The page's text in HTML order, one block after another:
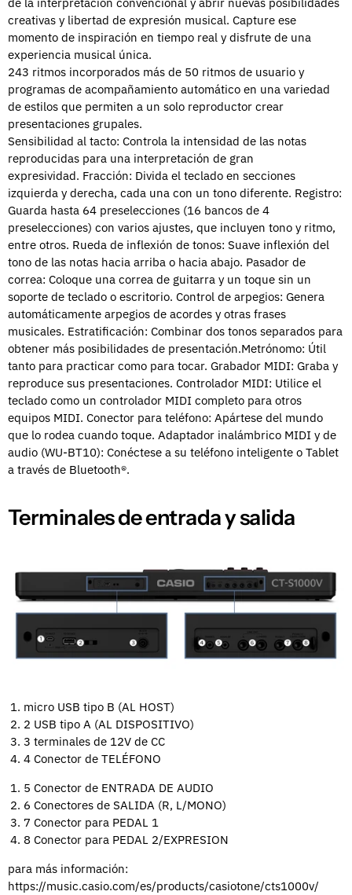
creativas y libertad de expresión musical. Capture ese
momento de inspiración en tiempo real y disfrute de una
experiencia musical única.
243 ritmos incorporados más de 50 ritmos de usuario y
programas de acompañamiento automático en una variedad
de estilos que permiten a un solo reproductor crear
presentaciones grupales.
Sensibilidad al tacto: Controla la intensidad de las notas
reproducidas para una interpretación de gran
expresividad. Fracción: Divida el teclado en secciones
izquierda y derecha, cada una con un tono diferente. Registro:
Guarda hasta 64 preselecciones (16 bancos de 4
preselecciones) con varios ajustes, que incluyen tono y ritmo,
entre otros. Rueda de inflexión de tonos: Suave inflexión del
tono de las notas hacia arriba o hacia abajo. Pasador de
correa: Coloque una correa de guitarra y un toque sin un
soporte de teclado o escritorio. Control de arpegios: Genera
automáticamente arpegios de acordes y otras frases
musicales. Estratificación: Combinar dos tonos separados para
obtener más posibilidades de presentación.Metrónomo: Útil
tanto para practicar como para tocar. Grabador MIDI: Graba y
reproduce sus presentaciones. Controlador MIDI: Utilice el
teclado como un controlador MIDI completo para otros
equipos MIDI. Conector para teléfono: Apártese del mundo
que lo rodea cuando toque. Adaptador inalámbrico MIDI y de
audio (WU-BT10): Conéctese a su teléfono inteligente o Tablet
a través de Bluetooth®.
Terminales de entrada y salida
micro USB tipo B (AL HOST)
2 USB tipo A (AL DISPOSITIVO)
3 terminales de 12V de CC
4 Conector de TELÉFONO
5 Conector de ENTRADA DE AUDIO
6 Conectores de SALIDA (R, L/MONO)
7 Conector para PEDAL 1
8 Conector para PEDAL 2/EXPRESION
para más información:
https://music.casio.com/es/products/casiotone/cts1000v/